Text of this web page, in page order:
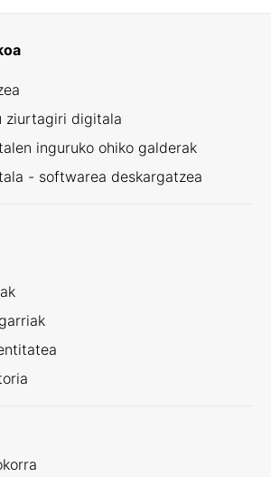
ziurtagiri digitala
inguruko ohiko galderak
- softwarea deskargatzea